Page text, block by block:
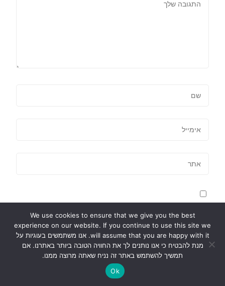
הבאה שאגיב.
We use cookies to ensure that we give you the best
experience on our website. If you continue to use this site we
will assume that you are happy with it. אנו משתמשים בעוגיות על
מנת להבטיח כי אנו נותנים לך את החוויה הטובה ביותר באתרנו. אם
תמשיך להשתמש באתר זה נניח שאתה מרוצה ממנו.
Ok